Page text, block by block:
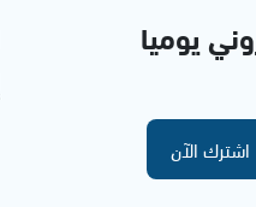
يوميا
اشترك الآن